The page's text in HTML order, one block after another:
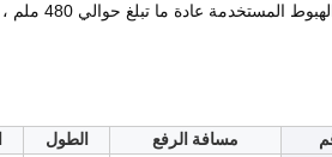
حوالي 480 ملم ، وارتفاع مغلق يبلغ حوالي 900 ملم ، وحمل اسمي يبلغ 28 طنا ، وحمل ثابت يبلغ 80 طنا.
مسافة الرفع الطول